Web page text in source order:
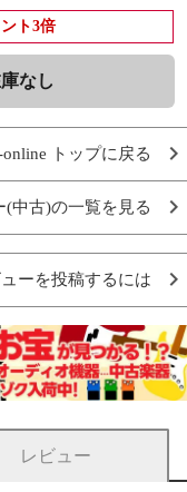
ト3倍
なし
online トップに戻る
(中古)の一覧を見る
ーを投稿するには
レビュー